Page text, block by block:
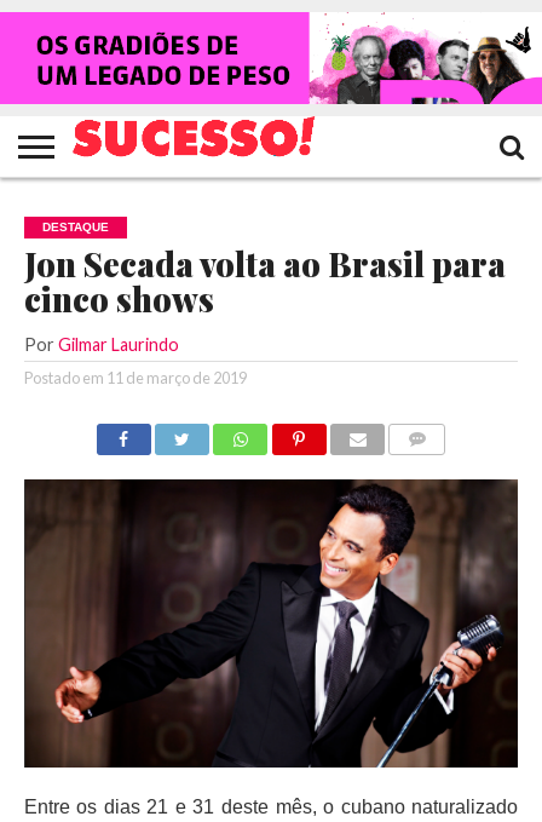
HOME
NOTÍCIAS
SHOWS
ENTREVISTAS
CLIQUES
RANKING
CROWLEY
TV
SUCESSO!
REVISTA
SUCESSO!
DESTAQUE
Jon Secada volta ao Brasil para
cinco shows
Por Gilmar Laurindo
Postado em 11 de março de 2019
Entre os dias 21 e 31 deste mês, o cubano naturalizado